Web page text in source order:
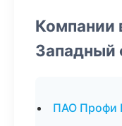
Компании
Западный
ПАО Профи